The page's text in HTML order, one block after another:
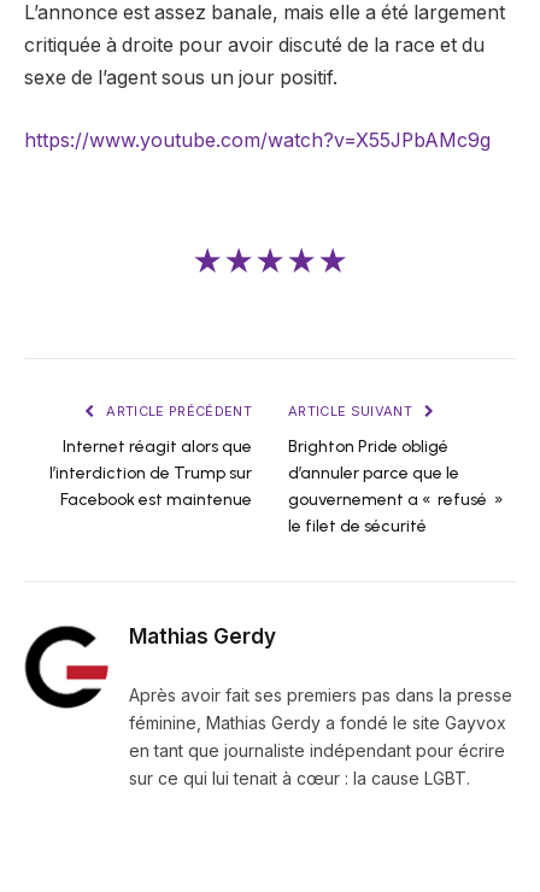
L’annonce est assez banale, mais elle a été largement
critiquée à droite pour avoir discuté de la race et du
sexe de l’agent sous un jour positif.
https://www.youtube.com/watch?v=X55JPbAMc9g
★★★★★
ARTICLE PRÉCÉDENT
Internet réagit alors que
l’interdiction de Trump sur
Facebook est maintenue
ARTICLE SUIVANT
Brighton Pride obligé
d’annuler parce que le
gouvernement a « refusé »
le filet de sécurité
Mathias Gerdy
Après avoir fait ses premiers pas dans la presse
féminine, Mathias Gerdy a fondé le site Gayvox
en tant que journaliste indépendant pour écrire
sur ce qui lui tenait à cœur : la cause LGBT.